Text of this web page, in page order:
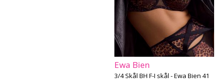
Ewa Bien
3/4 Skål BH F-I skål - Ewa Bien 41